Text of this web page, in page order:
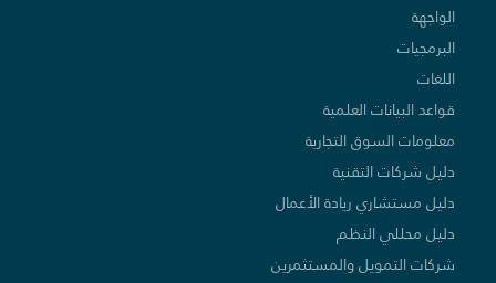
الواجهة
البرمجيات
اللغات
قواعد البيانات العلمية
معلومات السوق التجارية
دليل شركات التقنية
دليل مستشاري ريادة الأعمال
دليل محللي النظم
شركات التمويل والمستثمرين